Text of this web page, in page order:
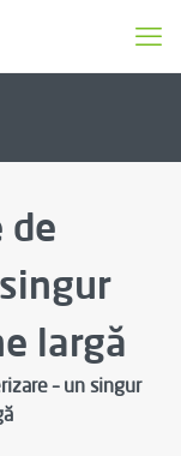
de
largă
– un singur